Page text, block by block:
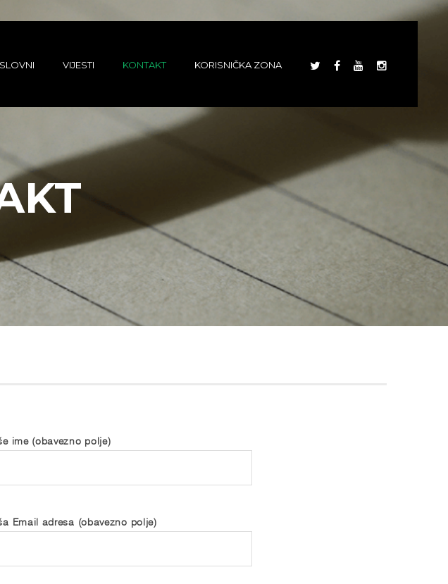
VIJESTI KONTAKT KORISNIČKA ZONA
ime (obavezno polje)
Email adresa (obavezno polje)